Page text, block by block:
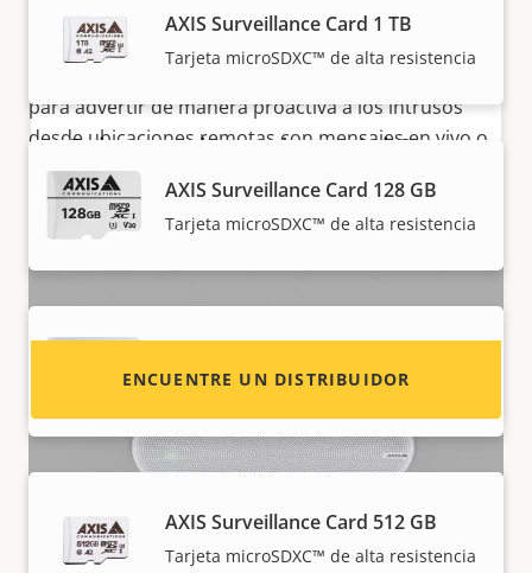
Puede usar el mismo sistema para enviar
advertencias e instrucciones de seguridad cruciales
que ayudan a mantener a las personas seguras y
para advertir de manera proactiva a los intrusos
desde ubicaciones remotas con mensajes en vivo o
pregrabados.
AXIS Surveillance Card 1 TB
Tarjeta microSDXC™ de alta resistencia
AXIS Surveillance Card 128 GB
Tarjeta microSDXC™ de alta resistencia
Tarjeta micro SDXC™ de alta resistencia
AXIS Surveillance Card 512 GB
Tarjeta microSDXC™ de alta resistencia
¿Quiere vender productos Axis?
¿Está interesado en convertirse en
revendedor? Encuentre información de
ENCUENTRE UN DISTRIBUIDOR